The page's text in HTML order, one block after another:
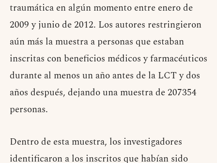
traumática en algún momento entre enero de
2009 y junio de 2012. Los autores restringieron
aún más la muestra a personas que estaban
inscritas con beneficios médicos y farmacéuticos
durante al menos un año antes de la LCT y dos
años después, dejando una muestra de 207354
personas.
Dentro de esta muestra, los investigadores
identificaron a los inscritos que habían sido